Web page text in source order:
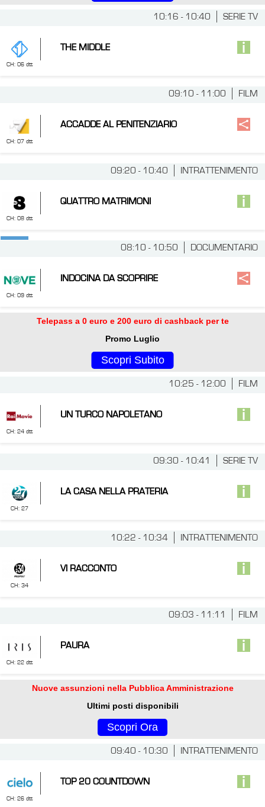
SERIE TV
10:16 - 10:40
CH: 06 dtt
THE MIDDLE
FILM
09:10 - 11:00
CH: 07 dtt
ACCADDE AL PENITENZIARIO
INTRATTENIMENTO
09:20 - 10:40
CH: 08 dtt
QUATTRO MATRIMONI
DOCUMENTARIO
08:10 - 10:50
CH: 09 dtt
INDOCINA DA SCOPRIRE
Telepass a 0 euro e 200 euro di cashback per te
Promo Luglio
Scopri Subito
FILM
10:25 - 12:00
CH: 24 dtt
UN TURCO NAPOLETANO
SERIE TV
09:30 - 10:41
CH: 27
LA CASA NELLA PRATERIA
INTRATTENIMENTO
10:22 - 10:34
CH: 34
VI RACCONTO
FILM
09:03 - 11:11
CH: 22 dtt
PAURA
Nuove assunzioni nella Pubblica Amministrazione
Ultimi posti disponibili
Scopri Ora
INTRATTENIMENTO
09:40 - 10:30
CH: 26 dtt
TOP 20 COUNTDOWN